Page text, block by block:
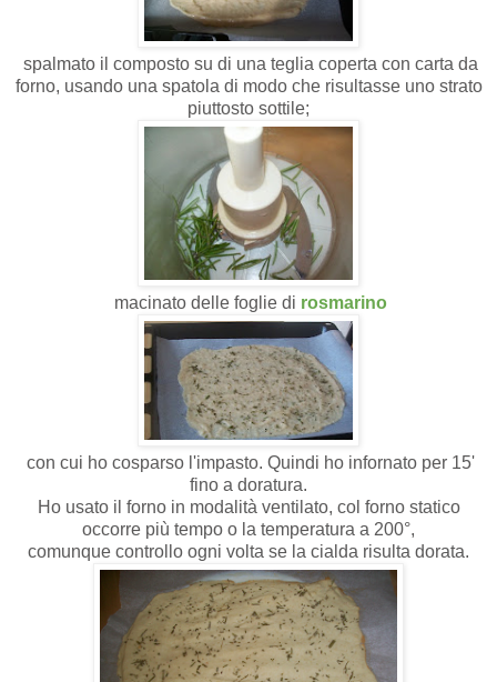
spalmato il composto su di una teglia coperta con carta da
forno, usando una spatola di modo che risultasse uno strato
piuttosto sottile;
macinato delle foglie di rosmarino
con cui ho cosparso l'impasto. Quindi ho infornato per 15'
fino a doratura.
Ho usato il forno in modalità ventilato, col forno statico
occorre più tempo o la temperatura a 200°,
comunque controllo ogni volta se la cialda risulta dorata.